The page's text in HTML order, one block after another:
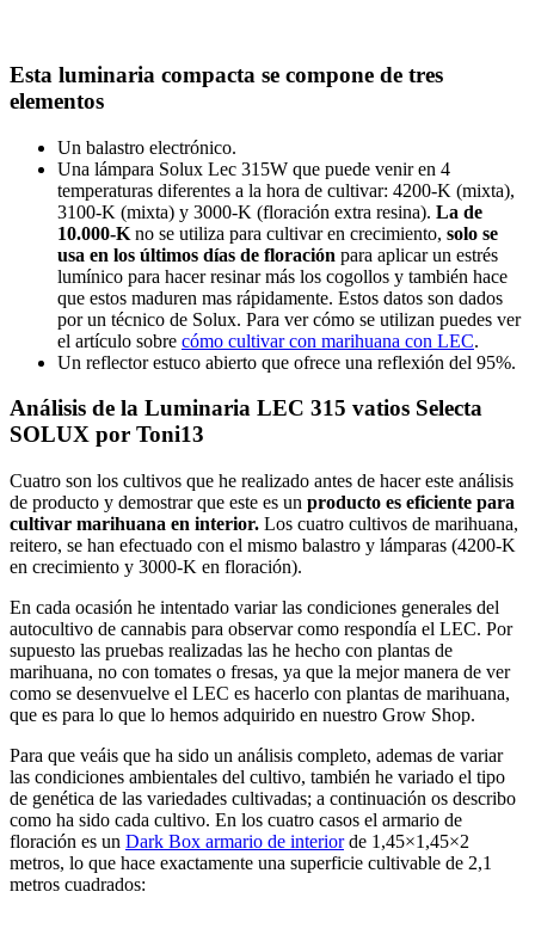
Esta luminaria compacta se compone de tres
elementos
Un balastro electrónico.
Una lámpara Solux Lec 315W que puede venir en 4
temperaturas diferentes a la hora de cultivar: 4200-K (mixta),
3100-K (mixta) y 3000-K (floración extra resina). La de
10.000-K no se utiliza para cultivar en crecimiento, solo se
usa en los últimos días de floración para aplicar un estrés
lumínico para hacer resinar más los cogollos y también hace
que estos maduren mas rápidamente. Estos datos son dados
por un técnico de Solux. Para ver cómo se utilizan puedes ver
el artículo sobre cómo cultivar con marihuana con LEC.
Un reflector estuco abierto que ofrece una reflexión del 95%.
Análisis de la Luminaria LEC 315 vatios Selecta
SOLUX por Toni13
Cuatro son los cultivos que he realizado antes de hacer este análisis
de producto y demostrar que este es un producto es eficiente para
cultivar marihuana en interior. Los cuatro cultivos de marihuana,
reitero, se han efectuado con el mismo balastro y lámparas (4200-K
en crecimiento y 3000-K en floración).
En cada ocasión he intentado variar las condiciones generales del
autocultivo de cannabis para observar como respondía el LEC. Por
supuesto las pruebas realizadas las he hecho con plantas de
marihuana, no con tomates o fresas, ya que la mejor manera de ver
como se desenvuelve el LEC es hacerlo con plantas de marihuana,
que es para lo que lo hemos adquirido en nuestro Grow Shop.
Para que veáis que ha sido un análisis completo, ademas de variar
las condiciones ambientales del cultivo, también he variado el tipo
de genética de las variedades cultivadas; a continuación os describo
como ha sido cada cultivo. En los cuatro casos el armario de
floración es un Dark Box armario de interiorde 1,45×1,45×2
metros, lo que hace exactamente una superficie cultivable de 2,1
metros cuadrados: